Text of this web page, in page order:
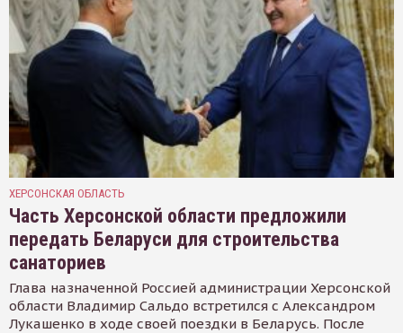
ХЕРСОНСКАЯ ОБЛАСТЬ
Часть Херсонской области предложили
передать Беларуси для строительства
санаториев
Глава назначенной Россией администрации Херсонской
области Владимир Сальдо встретился с Александром
Лукашенко в ходе своей поездки в Беларусь. После